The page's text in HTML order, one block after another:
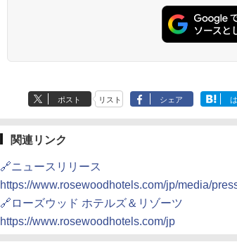
ポスト リスト シェア
関連リンク
🔗ニュースリリース
https://www.rosewoodhotels.com/jp/media/
🔗ローズウッド ホテルズ＆リゾーツ
https://www.rosewoodhotels.com/jp